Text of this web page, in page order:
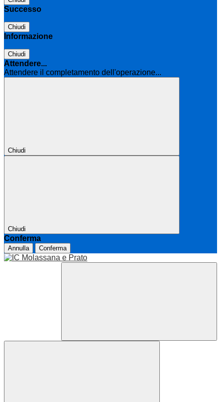
Successo
Chiudi
Informazione
Chiudi
Attendere...
Attendere il completamento dell'operazione...
Chiudi
Chiudi
Conferma
Annulla Conferma